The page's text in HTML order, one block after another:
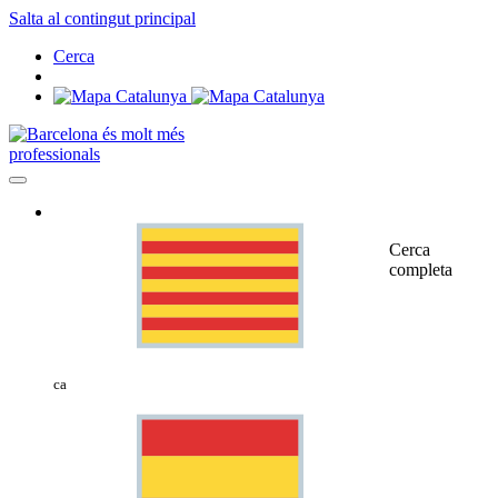
Salta al contingut principal
Cerca
professionals
ca
Cerca
completa